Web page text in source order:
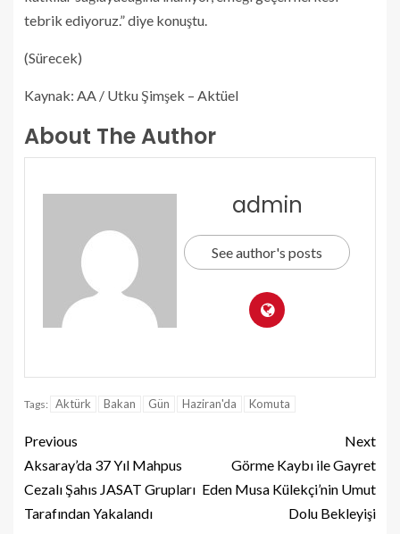
tebrik ediyoruz.” diye konuştu.
(Sürecek)
Kaynak: AA / Utku Şimşek – Aktüel
About The Author
admin
See author's posts
Tags: Aktürk Bakan Gün Haziran'da Komuta
Previous
Aksaray’da 37 Yıl Mahpus
Cezalı Şahıs JASAT Grupları
Tarafından Yakalandı
Next
Görme Kaybı ile Gayret
Eden Musa Külekçi’nin Umut
Dolu Bekleyişi